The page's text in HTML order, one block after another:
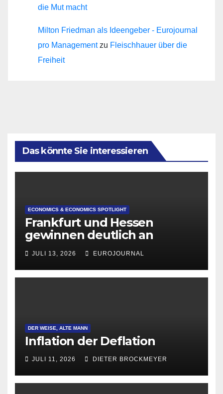
die Mut macht
Milton Friedman als Ideengeber - Eurojournal
pro Managementzu Fleischhauer über die
Freiheit
Das könnte Sie interessieren
ECONOMICS & ECONOMICS SPOTLIGHT
Frankfurt und Hessen
gewinnen deutlich an
Attraktivität für Startup-
Gründungen
JULI 13, 2026 EUROJOURNAL
DER WEISE, ALTE MANN
Inflation der Deflation
JULI 11, 2026 DIETER BROCKMEYER